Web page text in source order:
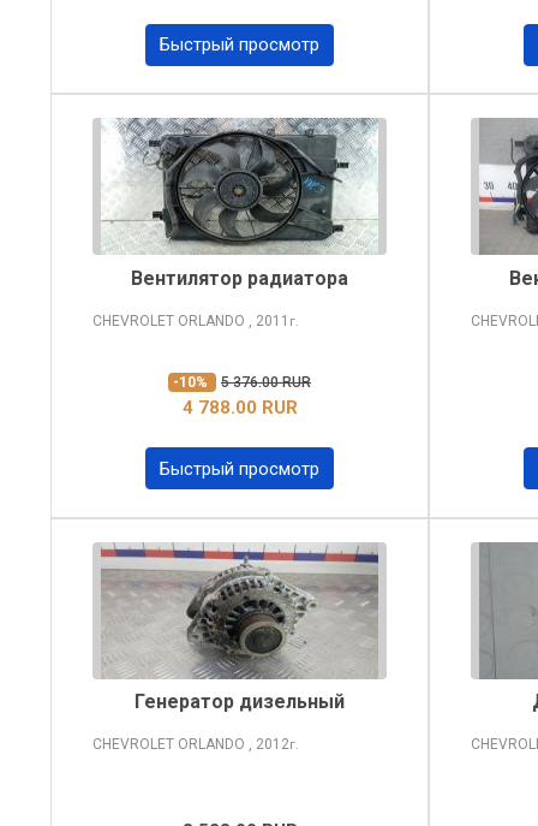
Быстрый просмотр
Вентилятор радиатора
CHEVROLET ORLANDO , 2011 г.
-10% 5 376.00 RUR
4 788.00 RUR
Быстрый просмотр
Генератор дизельный
CHEVROLET ORLANDO , 2012г.